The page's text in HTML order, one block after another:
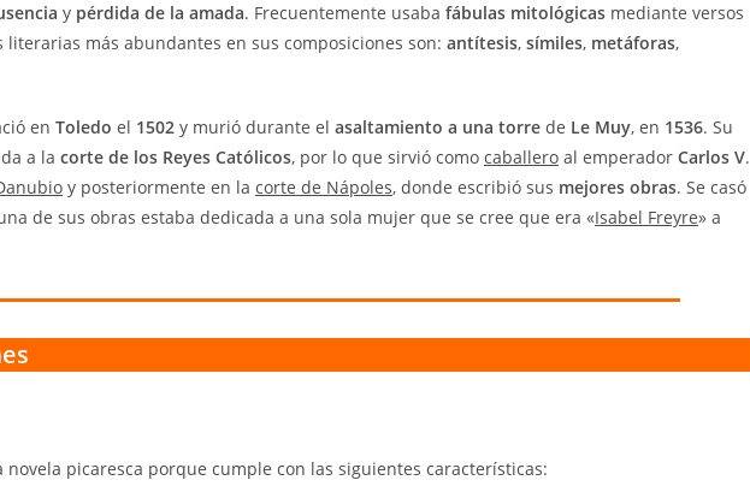
y pérdida de la amada. Frecuentemente usaba fábulas mitológicas mediante versos
literarias más abundantes en sus composiciones son: antítesis, símiles, metáforas,
en Toledo el 1502 y murió durante el asaltamiento a una torre de Le Muy, en 1536. Su
a la corte de los Reyes Católicos, por lo que sirvió como caballero al emperador Carlos V.
y posteriormente en la corte de Nápoles, donde escribió sus mejores obras. Se casó
de sus obras estaba dedicada a una sola mujer que se cree que era «Isabel Freyre» a
novela picaresca porque cumple con las siguientes características: